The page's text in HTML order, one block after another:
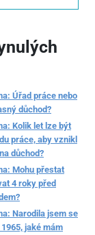
Úřad práce nebo
důchod?
Kolik let lze být
práce, aby vznikl
důchod?
Mohu přestat
4 roky před
Narodila jsem se
jaké mám